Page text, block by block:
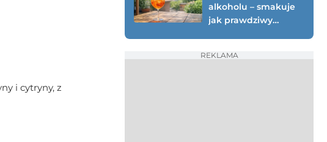
i cytryny, z
alkoholu – smakuje
jak prawdziwy
REKLAMA